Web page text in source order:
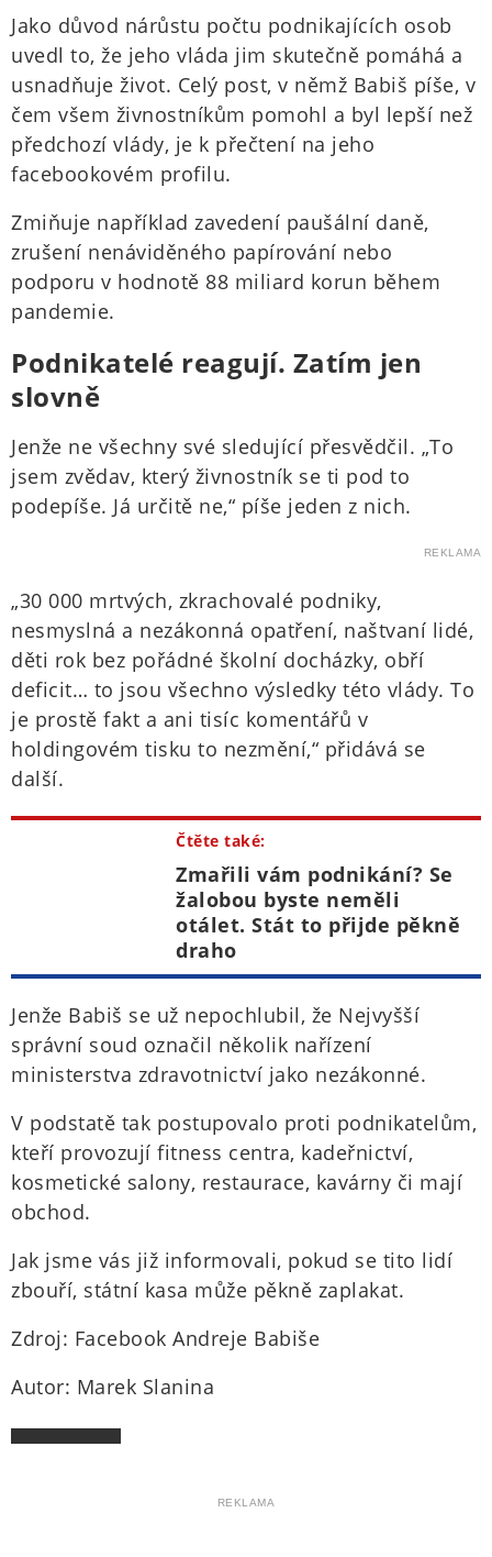
Jako důvod nárůstu počtu podnikajících osob
uvedl to, že jeho vláda jim skutečně pomáhá a
usnadňuje život. Celý post, v němž Babiš píše, v
čem všem živnostníkům pomohl a byl lepší než
předchozí vlády, je k přečtení na jeho
facebookovém profilu.
Zmiňuje například zavedení paušální daně,
zrušení nenáviděného papírování nebo
podporu v hodnotě 88 miliard korun během
pandemie.
Podnikatelé reagují. Zatím jen
slovně
Jenže ne všechny své sledující přesvědčil. „To
jsem zvědav, který živnostník se ti pod to
podepíše. Já určitě ne,“ píše jeden z nich.
REKLAMA
„30 000 mrtvých, zkrachovalé podniky,
nesmyslná a nezákonná opatření, naštvaní lidé,
děti rok bez pořádné školní docházky, obří
deficit… to jsou všechno výsledky této vlády. To
je prostě fakt a ani tisíc komentářů v
holdingovém tisku to nezmění,“ přidává se
další.
Čtěte také:
Zmařili vám podnikání? Se
žalobou byste neměli
otálet. Stát to přijde pěkně
draho
Jenže Babiš se už nepochlubil, že Nejvyšší
správní soud označil několik nařízení
ministerstva zdravotnictví jako nezákonné.
V podstatě tak postupovalo proti podnikatelům,
kteří provozují fitness centra, kadeřnictví,
kosmetické salony, restaurace, kavárny či mají
obchod.
Jak jsme vás již informovali, pokud se tito lidí
zbouří, státní kasa může pěkně zaplakat.
Zdroj: Facebook Andreje Babiše
Autor: Marek Slanina
REKLAMA